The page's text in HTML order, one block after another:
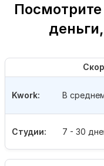
Студии: 7 - 30
Kwork: В